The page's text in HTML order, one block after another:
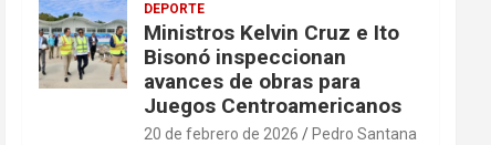
DEPORTE
Ministros Kelvin Cruz e Ito
Bisonó inspeccionan
avances de obras para
Juegos Centroamericanos
20 de febrero de 2026 Pedro Santana